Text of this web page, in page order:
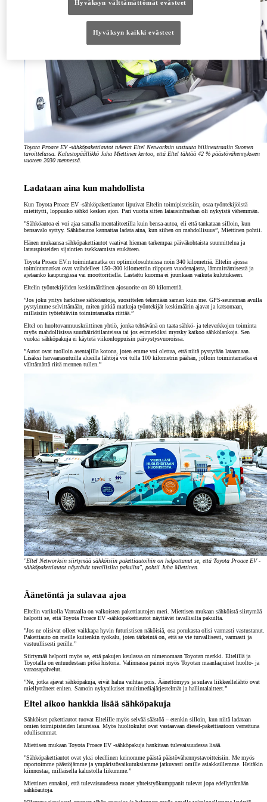
Toyota Proace EV -sähköpakettiautot tukevat Eltel Networksin vastuuta hiilineutraalin Suomen
tavoittelussa. Kalustopäällikkö Juha Miettinen kertoo, että Eltel tähtää 42 % päästövähennykseen
vuoteen 2030 mennessä.
Ladataan aina kun mahdollista
Kun Toyota Proace EV -sähköpakettiautot lipuivat Eltelin toimipisteisiin, osaa työntekijöistä
mietitytti, loppuuko sähkö kesken ajon. Pari vuotta sitten latausinfraahan oli nykyistä vähemmän.
”Sähköautoa ei voi ajaa samalla mentaliteetilla kuin bensa-autoa, eli että tankataan silloin, kun
bensavalo syttyy. Sähköautoa kannattaa ladata aina, kun siihen on mahdollisuus”, Miettinen pohtii.
Hänen mukaansa sähköpakettiautot vaativat hieman tarkempaa päiväkohtaista suunnittelua ja
latauspisteiden sijaintien tsekkaamista etukäteen.
Toyota Proace EV:n toimintamatka on optimiolosuhteissa noin 340 kilometriä. Eltelin ajossa
toimintamatkat ovat vaihdelleet 150–300 kilometriin riippuen vuodenajasta, lämmittämisestä ja
ajetaanko kaupungissa vai moottoritiellä. Lastattu kuorma ei juurikaan vaikuta kulutukseen.
Eltelin työntekijöiden keskimääräinen ajosuorite on 80 kilometriä.
”Jos joku yritys harkitsee sähköautoja, suosittelen tekemään saman kuin me. GPS-seurannan avulla
pystyimme selvittämään, miten pitkiä matkoja työntekijät keskimäärin ajavat ja katsomaan,
millaisiin työtehtäviin toimintamatka riittää.”
Eltel on huoltovarmuuskriittinen yhtiö, jonka tehtävänä on taata sähkö- ja televerkkojen toiminta
myös mahdollisissa suurhäiriötilanteissa tai jos esimerkiksi myrsky katkoo sähkölankoja. Sen
vuoksi sähköpakuja ei käytetä viikonloppuisin päivystysvuoroissa.
”Autot ovat tuolloin asentajilla kotona, joten emme voi olettaa, että niitä pystytään lataamaan.
Lisäksi harvaanasutuilla alueilla lähtöjä voi tulla 100 kilometrin päähän, jolloin toimintamatka ei
välttämättä riitä mennen tullen.”
"Eltel Networksin siirtymää sähköisiin pakettiautoihin on helpottanut se, että Toyota Proace EV -
sähköpakettiautot näyttävät tavallisilta pakuilta", pohtii Juha Miettinen.
Äänetöntä ja sulavaa ajoa
Eltelin varikolla Vantaalla on valkoisten pakettiautojen meri. Miettisen mukaan sähköistä siirtymää
helpotti se, että Toyota Proace EV -sähköpakettiautot näyttävät tavallisilta pakuilta.
”Jos ne olisivat olleet vaikkapa hyvin futuristisen näköisiä, osa porukasta olisi varmasti vastustanut.
Pakettiauto on meille kuitenkin työkalu, joten tärkeintä on, että se vie turvallisesti, varmasti ja
vastuullisesti perille.”
Siirtymää helpotti myös se, että pakujen keulassa on nimenomaan Toyotan merkki. Eltelillä ja
Toyotalla on entuudestaan pitkä historia. Valinnassa painoi myös Toyotan maanlaajuiset huolto- ja
varaosapalvelut.
”Ne, jotka ajavat sähköpakuja, eivät halua vaihtaa pois. Äänettömyys ja sulava liikkeellelähtö ovat
miellyttäneet eniten. Samoin nykyaikaiset multimediajärjestelmät ja hallintalaitteet.”
Eltel aikoo hankkia lisää sähköpakuja
Sähköiset pakettiautot tuovat Eltelille myös selvää säästöä – etenkin silloin, kun niitä ladataan
omien toimipisteiden latureissa. Myös huoltokulut ovat vastaavaan diesel-pakettiautoon verrattuna
edullisemmat.
Miettisen mukaan Toyota Proace EV -sähköpakuja hankitaan tulevaisuudessa lisää.
”Sähköpakettiautot ovat yksi oleellinen keinomme päästä päästövähennystavoitteisiin. Me myös
raportoimme päästöjämme ja ympäristövaikutuksiamme jatkuvasti omille asiakkaillemme. Heitäkin
kiinnostaa, millaisella kalustolla liikumme.”
Miettinen ennakoi, että tulevaisuudessa monet yhteistyökumppanit tulevat jopa edellyttämään
sähköautoja.
Hyväksyn välttämättömät evästeet
Hyväksyn kaikki evästeet